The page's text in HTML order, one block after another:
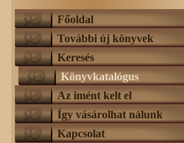
Főoldal
További új könyvek
Keresés
Könyvkatalógus
Az imént kelt el
Így vásárolhat nálunk
Kapcsolat